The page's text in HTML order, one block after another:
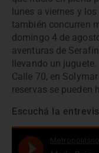
lunes a viernes y
también concurren
domingo 4 de
aventuras de
llevando un
Calle 70, en
reservas se pueden
Escuchá la